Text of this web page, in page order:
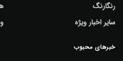
رنگارنگ
سایر اخبار ویژه
خبرهای محبوب